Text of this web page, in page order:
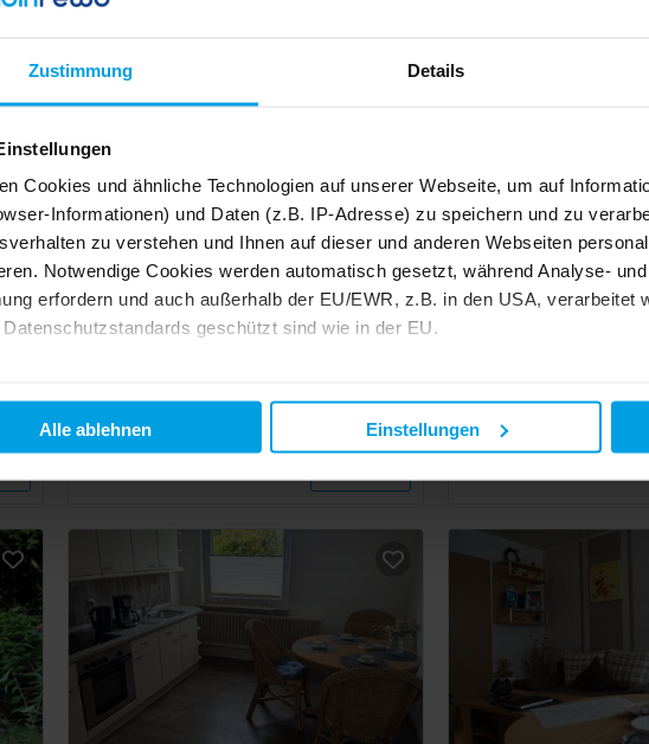
Zustimmung Details
Cookies und ähnliche Technologien auf unserer Webseite, um auf
Informationen) und Daten (z.B. IP-Adresse) zu speichern und zu
zu verstehen und Ihnen auf dieser und anderen Webseiten
Notwendige Cookies werden automatisch gesetzt, während Analyse-
erfordern und auch außerhalb der EU/EWR, z.B. in den USA, verarbeitet
Datenschutzstandards geschützt sind wie in der EU.
Alle ablehnen Einstellungen
60 m² Ferienwohnung 5 Pers. 2 Schlafz.
4,9